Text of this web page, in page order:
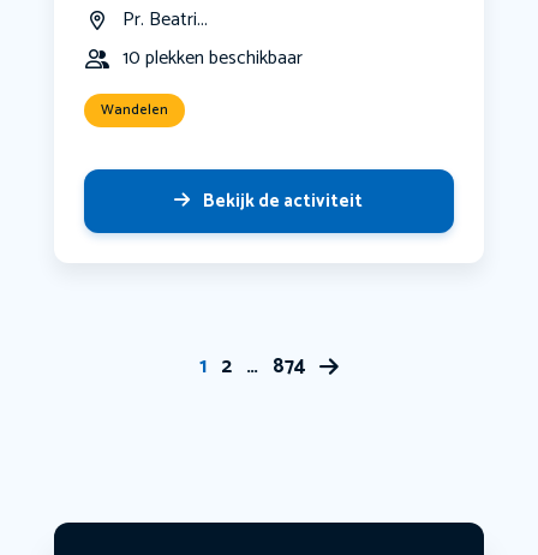
Pr. Beatri...
10 plekken beschikbaar
Wandelen
Bekijk de activiteit
1 2 … 874